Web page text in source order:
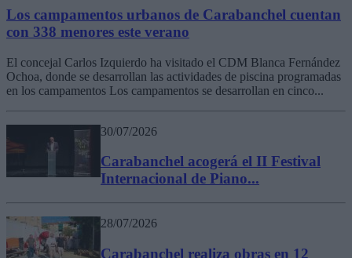
Los campamentos urbanos de Carabanchel cuentan
con 338 menores este verano
El concejal Carlos Izquierdo ha visitado el CDM Blanca Fernández
Ochoa, donde se desarrollan las actividades de piscina programadas
en los campamentos Los campamentos se desarrollan en cinco...
30/07/2026
Carabanchel acogerá el II Festival
Internacional de Piano...
28/07/2026
Carabanchel realiza obras en 12